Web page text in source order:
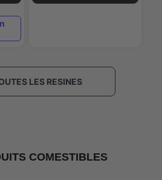
LES RESINES
COMESTIBLES